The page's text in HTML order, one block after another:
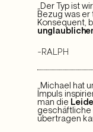
„Der Typ ist
Bezug was
Konsequent,
–RALPH
„Michael hat
Impuls
man die
geschäftliche
übertragen